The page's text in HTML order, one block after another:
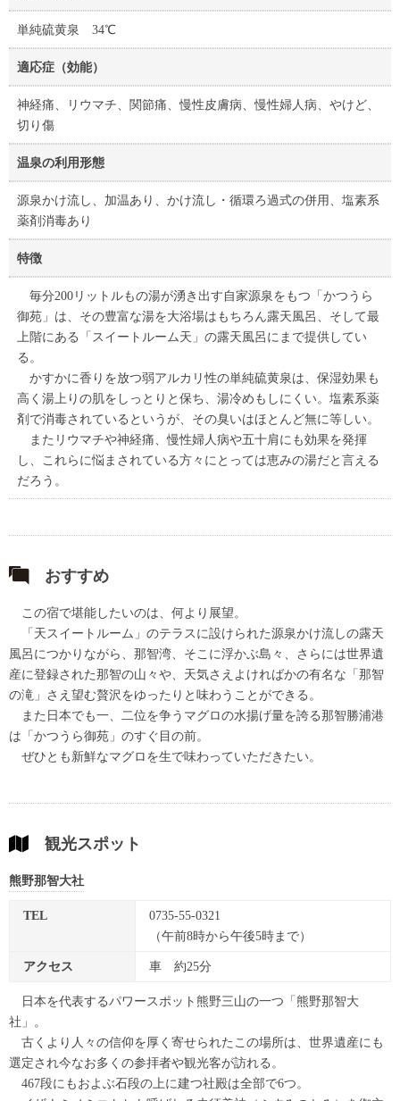
単純硫黄泉 34℃
適応症（効能）
神経痛、リウマチ、関節痛、慢性皮膚病、慢性婦人病、やけど、
切り傷
温泉の利用形態
源泉かけ流し、加温あり、かけ流し・循環ろ過式の併用、塩素系
薬剤消毒あり
特徴
毎分200リットルもの湯が湧き出す自家源泉をもつ「かつうら
御苑」は、その豊富な湯を大浴場はもちろん露天風呂、そして最
上階にある「スイートルーム天」の露天風呂にまで提供してい
る。
かすかに香りを放つ弱アルカリ性の単純硫黄泉は、保湿効果も
高く湯上りの肌をしっとりと保ち、湯冷めもしにくい。塩素系薬
剤で消毒されているというが、その臭いはほとんど無に等しい。
またリウマチや神経痛、慢性婦人病や五十肩にも効果を発揮
し、これらに悩まされている方々にとっては恵みの湯だと言える
だろう。
おすすめ
この宿で堪能したいのは、何より展望。
「天スイートルーム」のテラスに設けられた源泉かけ流しの露天
風呂につかりながら、那智湾、そこに浮かぶ島々、さらには世界遺
産に登録された那智の山々や、天気さえよければかの有名な「那智
の滝」さえ望む贅沢をゆったりと味わうことができる。
また日本でも一、二位を争うマグロの水揚げ量を誇る那智勝浦港
は「かつうら御苑」のすぐ目の前。
ぜひとも新鮮なマグロを生で味わっていただきたい。
観光スポット
熊野那智大社
TEL
0735-55-0321
（午前8時から午後5時まで）
アクセス 車 約25分
日本を代表するパワースポット熊野三山の一つ「熊野那智大
社」。
古くより人々の信仰を厚く寄せられたこの場所は、世界遺産にも
選定され今なお多くの参拝者や観光客が訪れる。
467段にもおよぶ石段の上に建つ社殿は全部で6つ。